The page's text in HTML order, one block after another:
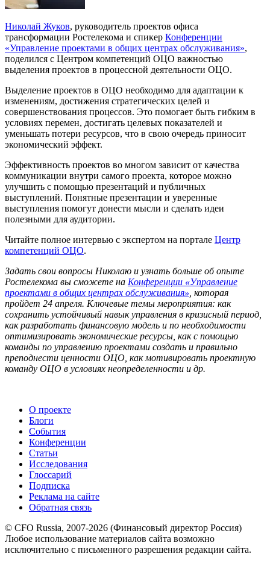
Николай Жуков, руководитель проектов офиса
трансформации Ростелекома и спикер Конференции
«Управление проектами в общих центрах обслуживания»,
поделился с Центром компетенций ОЦО важностью
выделения проектов в процессной деятельности ОЦО.
Выделение проектов в ОЦО необходимо для адаптации к
изменениям, достижения стратегических целей и
совершенствования процессов. Это помогает быть гибким в
условиях перемен, достигать целевых показателей и
уменьшать потери ресурсов, что в свою очередь приносит
экономический эффект.
Эффективность проектов во многом зависит от качества
коммуникации внутри самого проекта, которое можно
улучшить с помощью презентаций и публичных
выступлений. Понятные презентации и уверенные
выступления помогут донести мысли и сделать идеи
полезными для аудитории.
Читайте полное интервью с экспертом на портале Центр
компетенций ОЦО.
Задать свои вопросы Николаю и узнать больше об опыте
Ростелекома вы сможете на Конференции «Управление
проектами в общих центрах обслуживания» , которая
пройдет 24 апреля. Ключевые темы мероприятия: как
сохранить устойчивый навык управления в кризисный период,
как разработать финансовую модель и по необходимости
оптимизировать экономические ресурсы, как с помощью
команды по управлению проектами создать и правильно
преподнести ценности ОЦО, как мотивировать проектную
команду ОЦО в условиях неопределенности и др.
О проекте
Блоги
События
Конференции
Статьи
Исследования
Глоссарий
Подписка
Реклама на сайте
Обратная связь
© CFO Russia, 2007-2026 (Финансовый директор Россия)
Любое использование материалов сайта возможно
исключительно с письменного разрешения редакции сайта.